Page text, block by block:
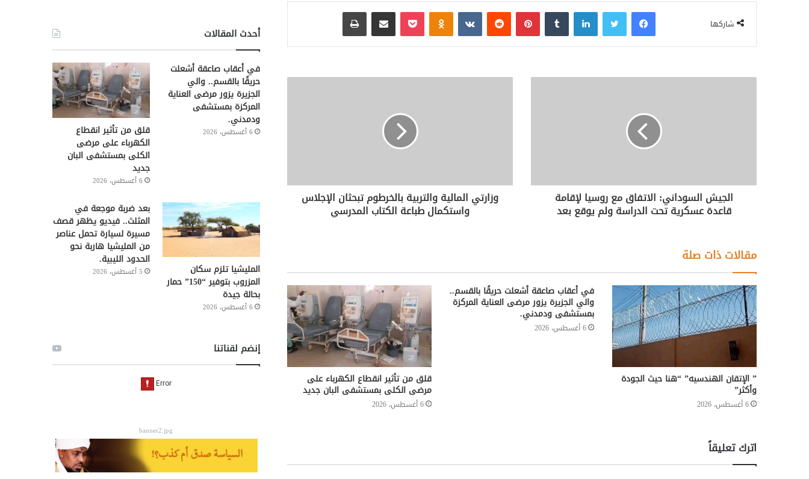
شاركها
فيسبوك لينكدإن بينتيريست بوكيت
الجيش السوداني: الاتفاق مع روسيا لإقامة
قاعدة عسكرية تحت الدراسة ولم يوقع بعد
وزارتي المالية والتربية بالخرطوم تبحثان الإجلاس
واستكمال طباعة الكتاب المدرسي
مقالات ذات صلة
” الإتقان الهندسيه” “هنا حيث الجودة
وأكثر”
6 أغسطس، 2026
في أعقاب صاعقة أشعلت حريقًا بالقسم..
والي الجزيرة يزور مرضى العناية المركزة
بمستشفى ودمدني.
6 أغسطس، 2026
قلق من تأثير انقطاع الكهرباء على
مرضى الكلى بمستشفى البان جديد
6 أغسطس، 2026
اترك تعليقاً
أحدث المقالات
في أعقاب صاعقة أشعلت
حريقًا بالقسم.. والي
الجزيرة يزور مرضى العناية
المركزة بمستشفى
ودمدني.
6 أغسطس، 2026 قلق من تأثير انقطاع
الكهرباء على مرضى
الكلى بمستشفى البان
جديد
6 أغسطس، 2026
المليشيا تلزم سكان
المزروب بتوفير “150” حمار
بحالة جيدة
6 أغسطس، 2026
بعد ضربة موجعة في
المثلث.. فيديو يظهر قصف
مسيرة لسيارة تحمل عناصر
من المليشيا هاربة نحو
الحدود الليبية.
5 أغسطس، 2026
إنضم لقناتنا
banner2.jpg